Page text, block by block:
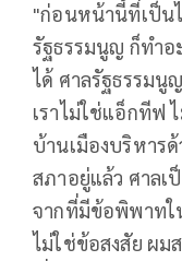
"ก่อนหน้านี้ที่เป็น
รัฐธรรมนูญ ก็ทำอ
ได้ ศาลรัฐธรรม
เราไม่ใช่แอ็กทีฟ
บ้านเมืองบริหาร
สภาอยู่แล้ว ศาลเ
จากที่มีข้อพิพาทใ
ไม่ใช่ข้อสงสัย ผม